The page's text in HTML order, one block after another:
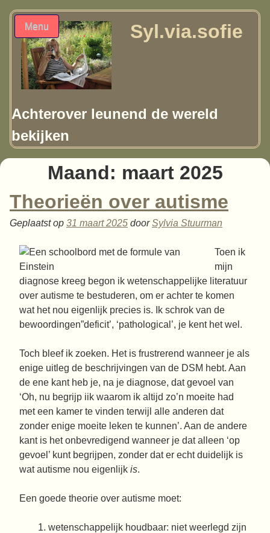
Syl.via.sofie
Achterover leunend de wereld
bekijken
Menu
Maand: maart 2025
Theorieën over autisme
Geplaatst op 31 maart 2025 doorSylvia Stuurman
Toen ik
mijn
diagnose kreeg begon ik wetenschappelijke literatuur
over autisme te bestuderen, om er achter te komen
wat het nou eigenlijk precies is. Ik schrok van de
bewoordingen”deficit’, ‘pathological’, je kent het wel.
Toch bleef ik zoeken. Het is frustrerend wanneer je als
enige uitleg de beschrijvingen van de DSM hebt. Aan
de ene kant heb je, na je diagnose, dat gevoel van
‘Oh, nu begrijp iik waarom ik altijd zo’n moeite had
met een kamer te vinden terwijl alle anderen dat
zonder enige moeite leken te kunnen’. Aan de andere
kant is het onbevredigend wanneer je dat alleen ‘op
gevoel’ kunt begrijpen, zonder dat er echt duidelijk is
wat autisme nou eigenlijk is.
Een goede theorie over autisme moet:
wetenschappelijk houdbaar: niet weerlegd zijn